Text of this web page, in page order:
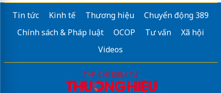
Tin tức Kinh tế Thương hiệu
Chuyển động 389
Chính sách & Pháp luật
OCOP Tư vấn
Xã hội
Videos